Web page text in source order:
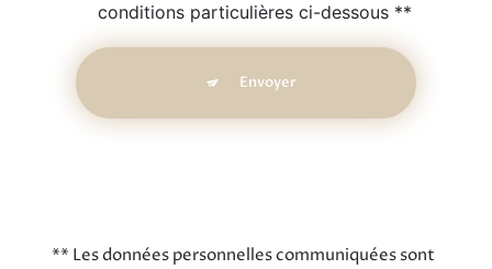
conditions particulières ci-dessous **
Envoyer
** Les données personnelles communiquées sont